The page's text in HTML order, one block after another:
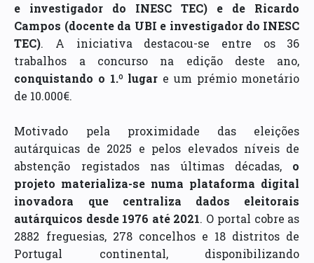
e investigador do INESC TEC) e de Ricardo
Campos (docente da UBI e investigador do INESC
TEC). A iniciativa destacou-se entre os 36
trabalhos a concurso na edição deste ano,
conquistando o 1.º lugar e um prémio monetário
de 10.000€.
Motivado pela proximidade das eleições
autárquicas de 2025 e pelos elevados níveis de
abstenção registados nas últimas décadas, o
projeto materializa-se numa plataforma digital
inovadora que centraliza dados eleitorais
autárquicos desde 1976 até 2021. O portal cobre as
2882 freguesias, 278 concelhos e 18 distritos de
Portugal continental, disponibilizando